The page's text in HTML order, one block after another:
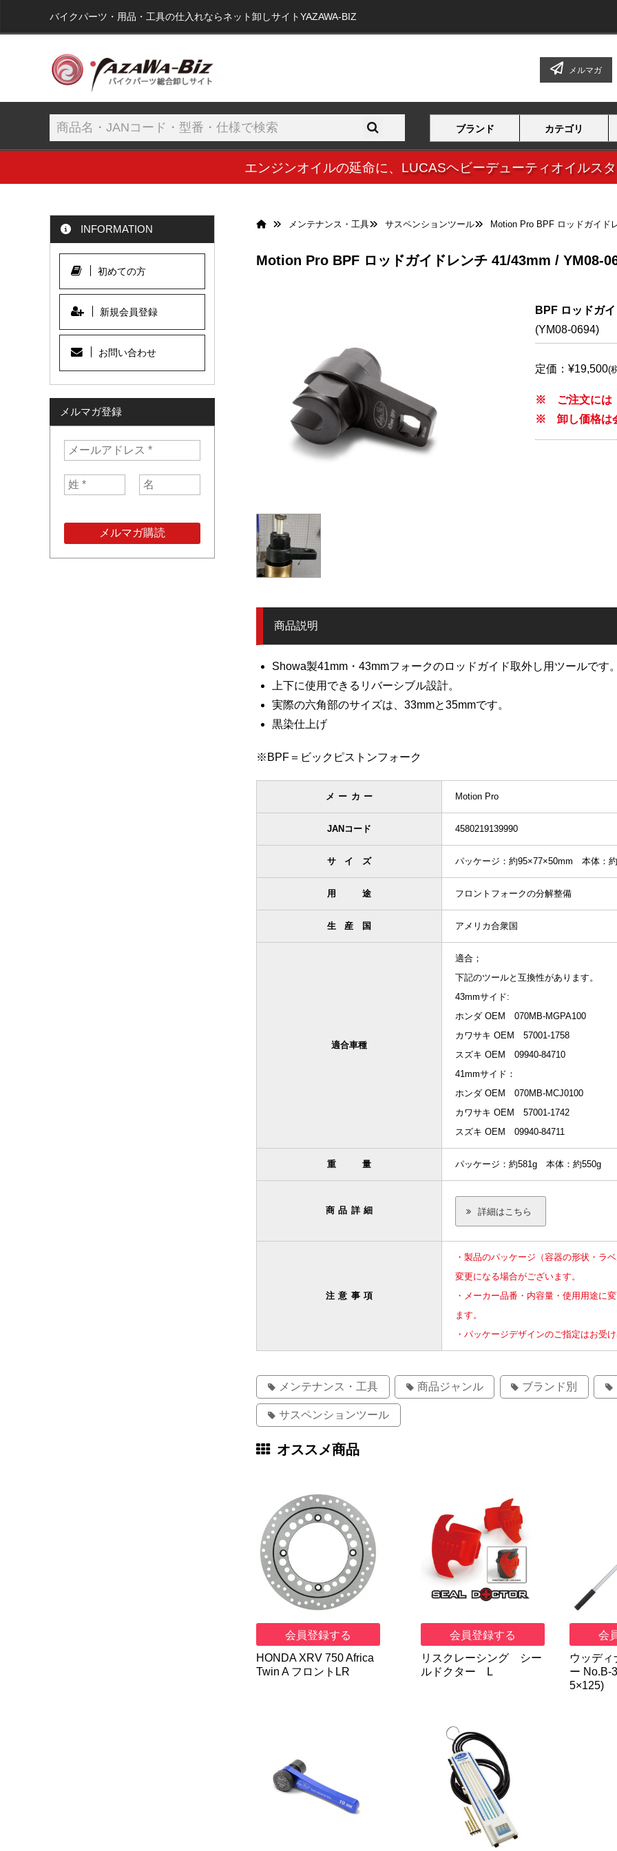
バイクパーツ・用品・工具の仕入れならネット卸しサイトYAZAWA-BIZ
メルマガ
ブランド カテゴリ
エンジンオイルの延命に、 LUCASヘビーデューティオイルス
メンテナンス・工具 サスペンションツール Motion Pro BPF ロッドガイド
Motion Pro BPF ロッドガイドレンチ 41/43mm / YM08-
BPF ロッドガ
(YM08-0694)
定価：¥19,500(
※ ご注文には
※ 卸し価格は
商品説明
Showa製41mm・43mmフォークのロッドガイド取外し用ツールです。
上下に使用できるリバーシブル設計。
実際の六角部のサイズは、33mmと35mmです。
黒染仕上げ
※BPF＝ビックピストンフォーク
メーカー Motion Pro
JANコード 4580219139990
サイズ パッケージ：約95×77×50mm 本体：
用途 フロントフォークの分解整備
生産国 アメリカ合衆国
適合車種
適合；
下記のツールと互換性があります。
43mmサイド:
ホンダ OEM 070MB-MGPA100
カワサキ OEM 57001-1758
スズキ OEM 09940-84710
41mmサイド：
ホンダ OEM 070MB-MCJ0100
カワサキ OEM 57001-1742
スズキ OEM 09940-84711
重量 パッケージ：約581g 本体：約550g
商品詳細 詳細はこちら
注意事項
・製品のパッケージ（容器の形状・ラ
変更になる場合がございます。
・メーカー品番・内容量・使用用途に
ます。
・パッケージデザインのご指定はお受
メンテナンス・工具 商品ジャンル ブランド別
サスペンションツール
オススメ商品
会員登録する
HONDA XRV 750 Africa
Twin A フロントLR
会員登録する
リスクレーシング シー
ルドクター L
会
ウッデ
ー No.B-
5×125)
INFORMATION
初めての方
新規会員登録
お問い合わせ
メルマガ登録